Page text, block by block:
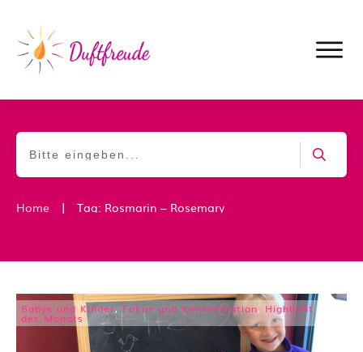
Home | Tag: Rosmarin – Rosemary
Babys und Kinder,Fokus und Konzentration, Highlight
des Monats